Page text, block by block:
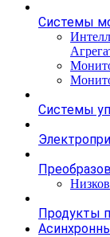
Системы
Системы
Продукты